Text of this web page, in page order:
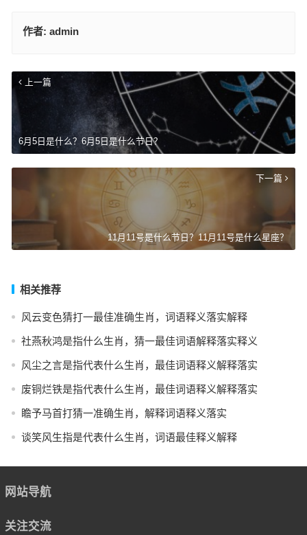
作者: admin
上一篇
6月5日是什么？6月5日是什么节日？
下一篇
11月11号是什么节日？11月11号是什么星座？
相关推荐
风云变色猜打一最佳准确生肖，词语释义落实解释
社燕秋鸿是指什么生肖，猜一最佳词语解释落实释义
风尘之言是指代表什么生肖，最佳词语释义解释落实
废铜烂铁是指代表什么生肖，最佳词语释义解释落实
瞻予马首打猜一准确生肖，解释词语释义落实
谈笑风生指是代表什么生肖，词语最佳释义解释
网站导航
关注交流